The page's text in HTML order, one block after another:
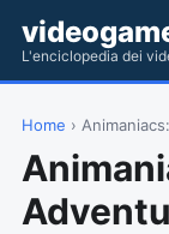
L'enciclopedia dei
Home ›